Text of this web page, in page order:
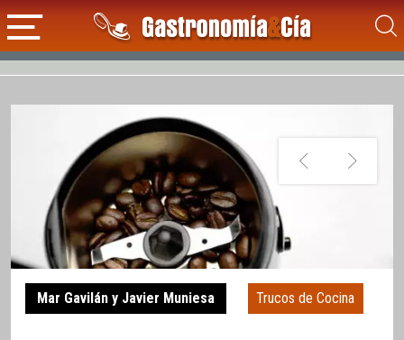
Mar Gavilán y Javier Muniesa Trucos de Cocina